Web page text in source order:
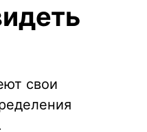
свои